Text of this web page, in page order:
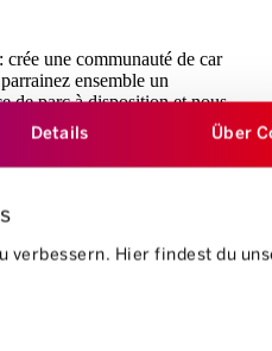
Details Über
verbessern. Hier findest du
une communauté de car
ensemble un
de parc à disposition et nous
C’est d’ailleurs ainsi que
de car sharing entre
vous profitez d’un pack
et 7j/7) et vous n’avez à vous
plus, vous bénéficiez de